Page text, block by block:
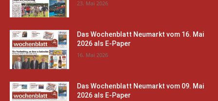
23. Mai 2026
Das Wochenblatt Neumarkt vom 16. Mai
2026 als E-Paper
16. Mai 2026
Das Wochenblatt Neumarkt vom 09. Mai
2026 als E-Paper